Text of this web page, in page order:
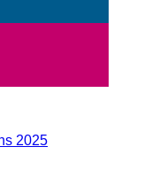
2025